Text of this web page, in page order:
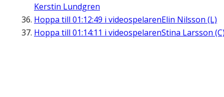
Kerstin Lundgren
Hoppa till 01:12:49 i videospelarenElin Nilsson (L)
Hoppa till 01:14:11 i videospelarenStina Larsson